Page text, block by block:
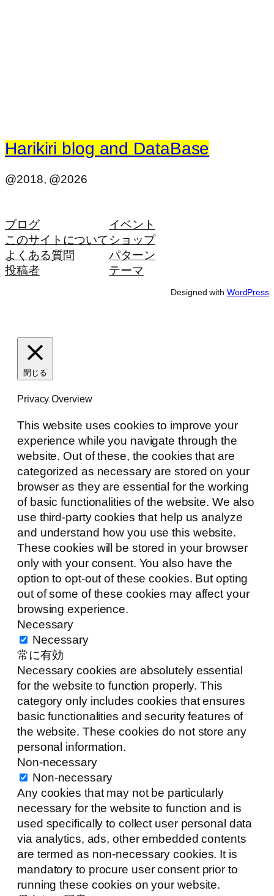
Harikiri blog and DataBase
@2018, @2026
ブログ
このサイトについて
よくある質問
投稿者
イベント
ショップ
パターン
テーマ
Designed with WordPress
閉じる
Privacy Overview
This website uses cookies to improve your
experience while you navigate through the
website. Out of these, the cookies that are
categorized as necessary are stored on your
browser as they are essential for the working
of basic functionalities of the website. We also
use third-party cookies that help us analyze
and understand how you use this website.
These cookies will be stored in your browser
only with your consent. You also have the
option to opt-out of these cookies. But opting
out of some of these cookies may affect your
browsing experience.
Necessary
Necessary
常に有効
Necessary cookies are absolutely essential
for the website to function properly. This
category only includes cookies that ensures
basic functionalities and security features of
the website. These cookies do not store any
personal information.
Non-necessary
Non-necessary
Any cookies that may not be particularly
necessary for the website to function and is
used specifically to collect user personal data
via analytics, ads, other embedded contents
are termed as non-necessary cookies. It is
mandatory to procure user consent prior to
running these cookies on your website.